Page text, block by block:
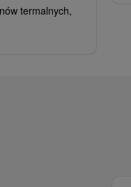
termalnych,